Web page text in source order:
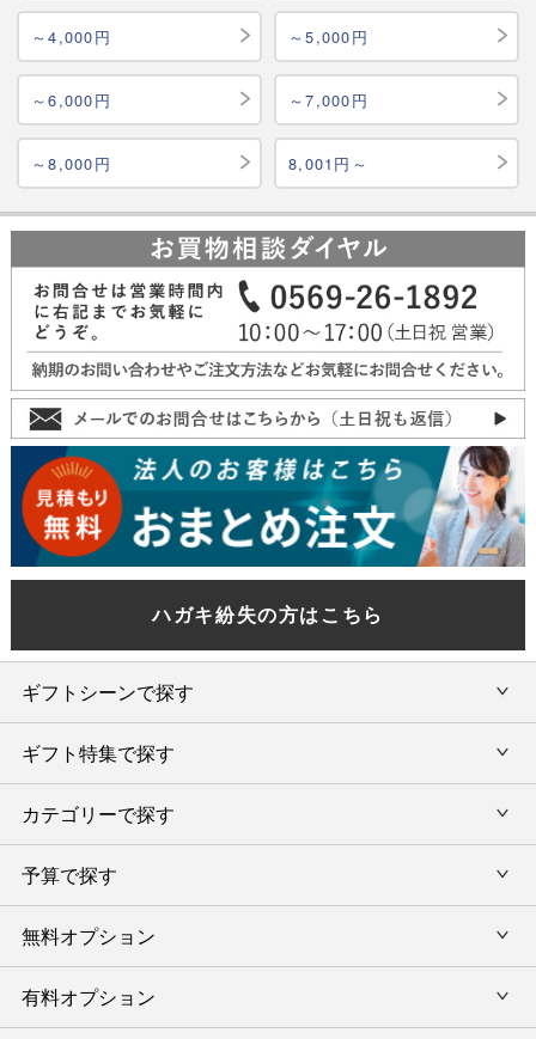
～4,000円 ～5,000円
～6,000円 ～7,000円
～8,000円 8,001円～
ハガキ紛失の方はこちら
ギフトシーンで探す
内祝い・お返し
結婚内祝い・引出物
出産内祝い・お返し
香典返し・法要引出物
新築内祝い・引越ご挨拶
ギフト特集で探す
旅行カタログギフト
カタログギフトランキング
今治タオル特集
カテゴリーで探す
カタログギフト
グルメ限定カタログギフト
タオルギフト
予算で探す
カタログギフトを予算で選ぶ
タオルギフトを予算で選ぶ
無料オプション
ラッピング
有料オプション